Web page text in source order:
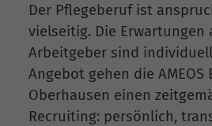
Der Pflegeberuf ist
vielseitig. Die Erwartungen
Arbeitgeber sind
Angebot gehen die AMEOS
Oberhausen einen
Recruiting: persönlich,